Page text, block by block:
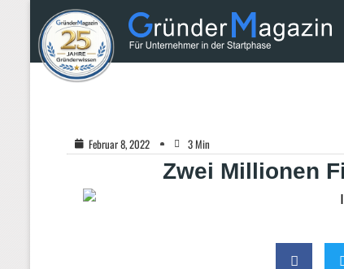
Februar 8, 2022 3 Min
Zwei Millionen